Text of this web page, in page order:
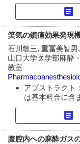
article
笑気の鎮痛効果発現
石川敏三, 重冨美智
山口大学医学部麻酔
教室
アブストラクト
は基本料金に含
article
腹腔内への麻酔ガス